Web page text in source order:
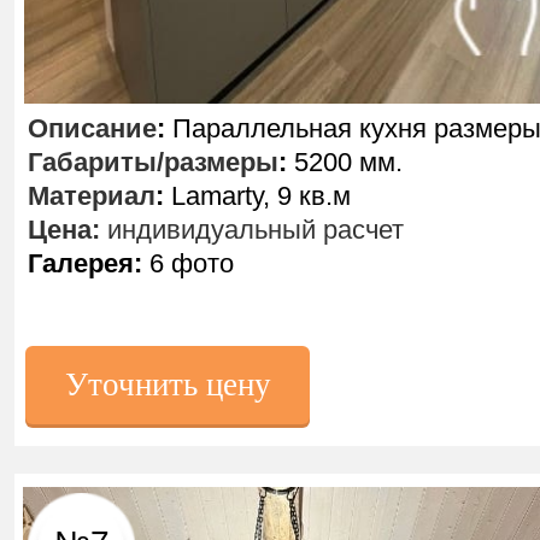
Уточнить цену
Описание: Параллельная кухня
Габариты/размеры: 5200 мм.
Материал: Lamarty, 9 кв.м
Цена: индивидуальный расчет
Галерея: 6 фото